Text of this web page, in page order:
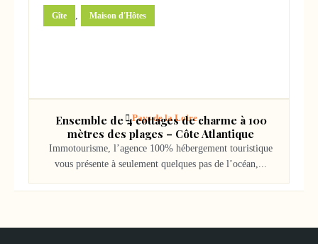
Gîte , Maison d'Hôtes
Pays de la Loire
Ensemble de 4 cottages de charme à 100
mètres des plages – Côte Atlantique
Immotourisme, l’agence 100% hébergement touristique
vous présente à seulement quelques pas de l’océan,...